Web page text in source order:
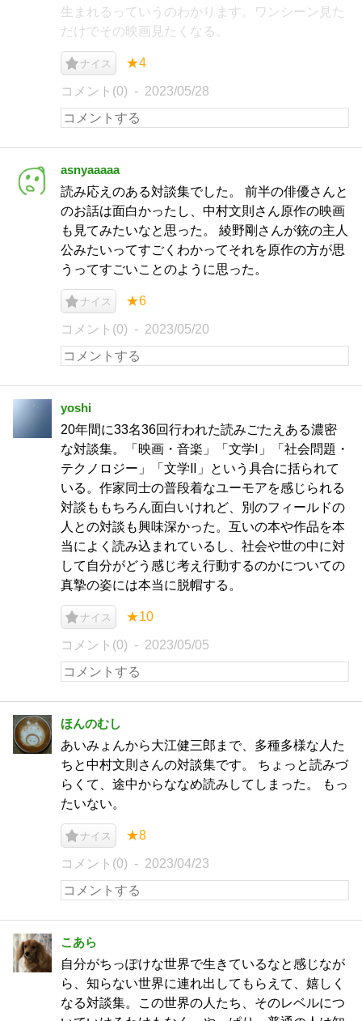
生まれるっていうのわかります。ワンシーン見た
だけでその映画見たくなる。
ナイス ★4
コメント(0) 2023/05/28
asnyaaaaa
読み応えのある対談集でした。 前半の俳優さんと
のお話は面白かったし、中村文則さん原作の映画
も見てみたいなと思った。 綾野剛さんが銃の主人
公みたいってすごくわかってそれを原作の方が思
うってすごいことのように思った。
ナイス ★6
コメント(0) 2023/05/20
yoshi
20年間に33名36回行われた読みごたえある濃密
な対談集。「映画・音楽」「文学Ⅰ」「社会問題・
テクノロジー」「文学Ⅱ」という具合に括られて
いる。作家同士の普段着なユーモアを感じられる
対談ももちろん面白いけれど、別のフィールドの
人との対談も興味深かった。互いの本や作品を本
当によく読み込まれているし、社会や世の中に対
して自分がどう感じ考え行動するのかについての
真摯の姿には本当に脱帽する。
ナイス ★10
コメント(0) 2023/05/05
ほんのむし
あいみょんから大江健三郎まで、多種多様な人た
ちと中村文則さんの対談集です。 ちょっと読みづ
らくて、途中からななめ読みしてしまった。 もっ
たいない。
ナイス ★8
コメント(0) 2023/04/23
こあら
自分がちっぽけな世界で生きているなと感じなが
ら、知らない世界に連れ出してもらえて、嬉しく
なる対談集。この世界の人たち、そのレベルにつ